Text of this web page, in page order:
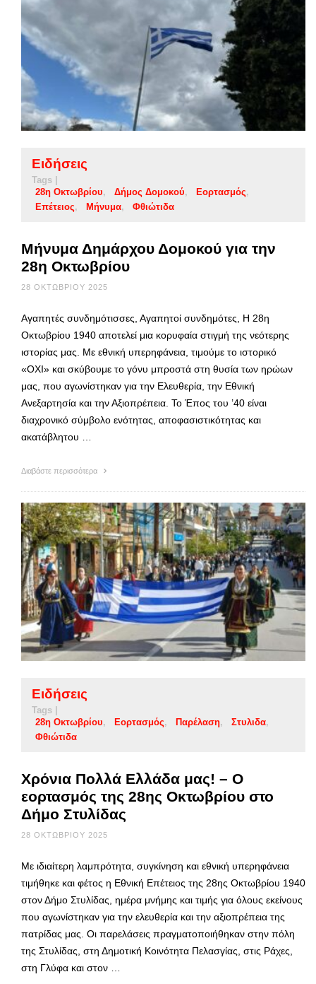
Ειδήσεις
Tags |
28η Οκτωβρίου
Δήμος Δομοκού
Εορτασμός
Επέτειος
Μήνυμα Φθιώτιδα
Μήνυμα Δημάρχου Δομοκού για την
28η Οκτωβρίου
28 ΟΚΤΩΒΡΊΟΥ 2025
Αγαπητές συνδημότισσες, Αγαπητοί συνδημότες, Η 28η
Οκτωβρίου 1940 αποτελεί μια κορυφαία στιγμή της νεότερης
ιστορίας μας. Με εθνική υπερηφάνεια, τιμούμε το ιστορικό
«ΟΧΙ» και σκύβουμε το γόνυ μπροστά στη θυσία των ηρώων
μας, που αγωνίστηκαν για την Ελευθερία, την Εθνική
Ανεξαρτησία και την Αξιοπρέπεια. Το Έπος του ’40 είναι
διαχρονικό σύμβολο ενότητας, αποφασιστικότητας και
ακατάβλητου …
Διαβάστε περισσότερα
Ειδήσεις
Tags |
28η Οκτωβρίου
Εορτασμός Παρέλαση
Στυλιδα
Φθιώτιδα
Χρόνια Πολλά Ελλάδα μας! – Ο
εορτασμός της 28ης Οκτωβρίου στο
Δήμο Στυλίδας
28 ΟΚΤΩΒΡΊΟΥ 2025
Με ιδιαίτερη λαμπρότητα, συγκίνηση και εθνική υπερηφάνεια
τιμήθηκε και φέτος η Εθνική Επέτειος της 28ης Οκτωβρίου 1940
στον Δήμο Στυλίδας, ημέρα μνήμης και τιμής για όλους εκείνους
που αγωνίστηκαν για την ελευθερία και την αξιοπρέπεια της
πατρίδας μας. Οι παρελάσεις πραγματοποιήθηκαν στην πόλη
της Στυλίδας, στη Δημοτική Κοινότητα Πελασγίας, στις Ράχες,
στη Γλύφα και στον …